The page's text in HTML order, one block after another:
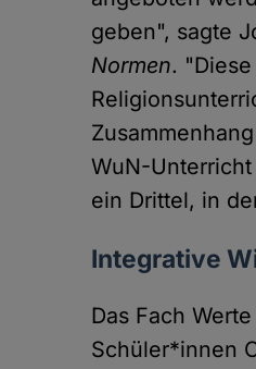
geben", sagte
Normen.
WuN-
ein Drittel, in
Integrative
Das Fach
Schüler*innen